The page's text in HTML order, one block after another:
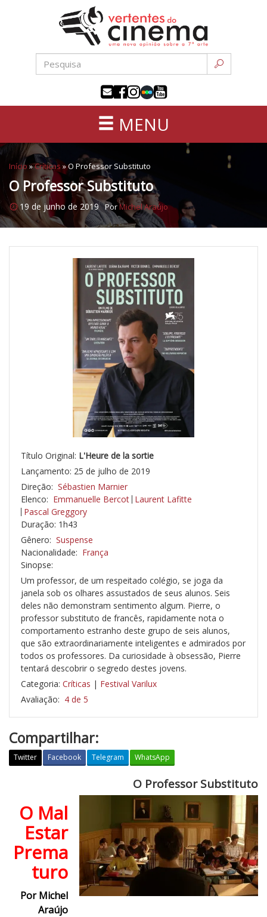
conteúdo
sétima
MENU
Início »Críticas »O Professor Substituto
O Professor Substituto
19 de junho de 2019 PorMichel Araújo
Título Original: L'Heure de la sortie
Lançamento: 25 de julho de 2019
Direção: Sébastien Marnier
Elenco: Emmanuelle Bercot Laurent Lafitte
Pascal Greggory
Duração: 1h43
Gênero: Suspense
Nacionalidade: França
Sinopse:
Um professor, de um respeitado colégio, se joga da
janela sob os olhares assustados de seus alunos. Seis
deles não demonstram sentimento algum. Pierre, o
professor substituto de francês, rapidamente nota o
comportamento estranho deste grupo de seis alunos,
que são extraordinariamente inteligentes e admirados por
todos os professores. Da curiosidade à obsessão, Pierre
tentará descobrir o segredo destes jovens.
Categoria: Críticas | Festival Varilux
Avaliação: 4 de 5
Compartilhar:
Twitter Facebook Telegram WhatsApp
O Professor Substituto
O Mal
Estar
Prema
turo
Por Michel
Araújo